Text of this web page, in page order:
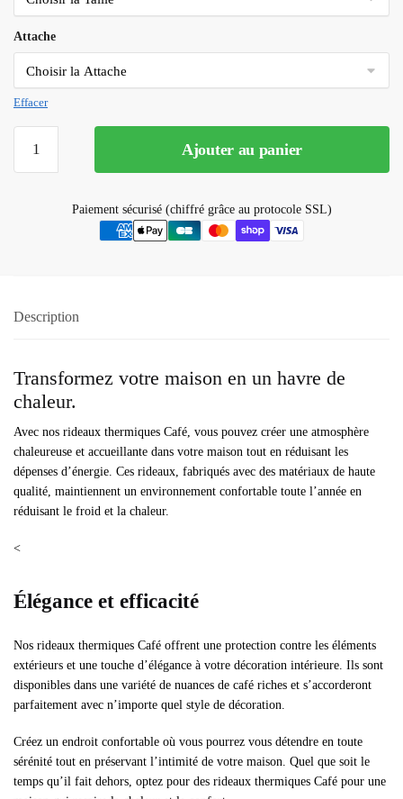
Attache
Effacer
Ajouter au panier
Paiement sécurisé (chiffré grâce au protocole SSL)
Description
Transformez votre maison en un havre de
chaleur.
Avec nos rideaux thermiques Café, vous pouvez créer une atmosphère
chaleureuse et accueillante dans votre maison tout en réduisant les
dépenses d’énergie. Ces rideaux, fabriqués avec des matériaux de haute
qualité, maintiennent un environnement confortable toute l’année en
réduisant le froid et la chaleur.
<
Élégance et efficacité
Nos rideaux thermiques Café offrent une protection contre les éléments
extérieurs et une touche d’élégance à votre décoration intérieure. Ils sont
disponibles dans une variété de nuances de café riches et s’accorderont
parfaitement avec n’importe quel style de décoration.
Créez un endroit confortable où vous pourrez vous détendre en toute
sérénité tout en préservant l’intimité de votre maison. Quel que soit le
temps qu’il fait dehors, optez pour des rideaux thermiques Café pour une